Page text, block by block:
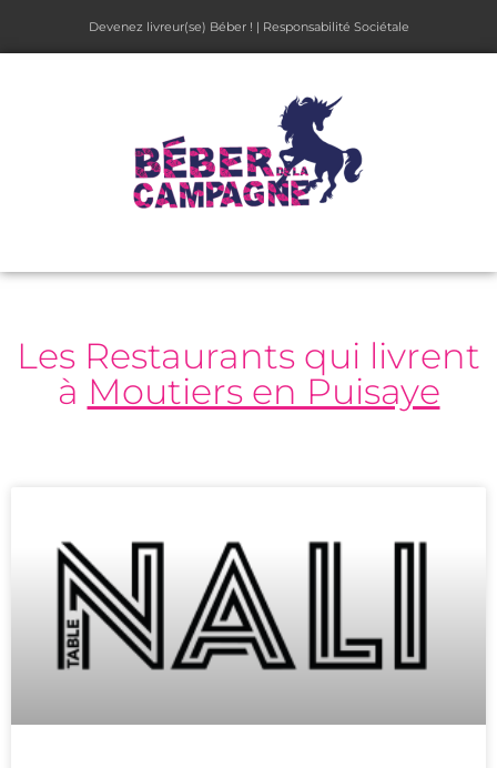
Devenez livreur(se) Béber ! | Responsabilité Sociétale
Les Restaurants qui livrent
à Moutiers en Puisaye